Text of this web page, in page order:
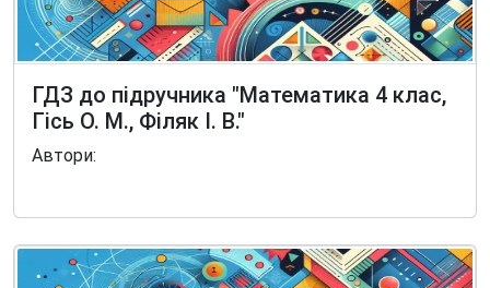
ГДЗ до підручника "Математика 4 клас,
Гісь О. М., Філяк І. В."
Автори: